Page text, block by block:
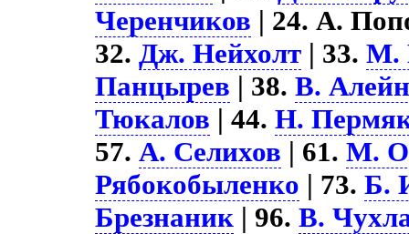
Черенчиков | 24. А.
32.Дж. Нейхолт | 33.М.
Панцырев | 38.В.
Тюкалов | 44.Н.
57.А. Селихов | 61.М.
Рябокобыленко | 73.Б.
Брезнаник | 96.В.